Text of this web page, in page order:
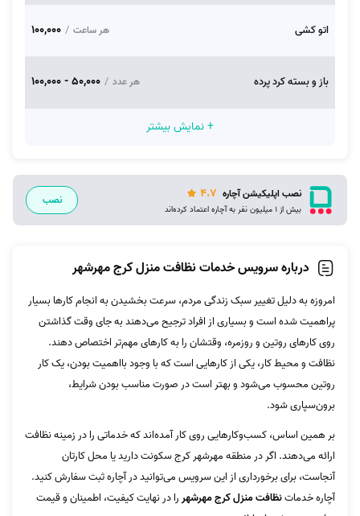
اتو کشی هر ساعت /
100,000
باز و بسته کرد پرده هر عدد /
50,000 - 100,000
+ نمایش بیشتر
نصب اپلیکیشن آچاره 4.7
بیش از 1 میلیون نفر به آچاره اعتماد کرده‌اند
نصب
درباره سرویس خدمات نظافت منزل کرج مهرشهر
امروزه به دلیل تغییر سبک زندگی مردم، سرعت بخشیدن به انجام کارها بسیار
پراهمیت شده است و بسیاری از افراد ترجیح می‌دهند به جای وقت گذاشتن
روی کارهای روتین و روزمره، وقتشان را به کارهای مهم‌تر اختصاص دهند.
نظافت و محیط کار، یکی از کارهایی است که با وجود بااهمیت بودن، یک کار
روتین محسوب می‌شود و بهتر است در صورت مناسب بودن شرایط،
برون‌سپاری شود.
بر همین اساس، کسب‌وکارهایی روی کار آمده‌اند که خدماتی را در زمینه نظافت
ارائه می‌دهند. اگر در منطقه مهرشهر کرج سکونت دارید یا محل کارتان
آنجاست، برای برخورداری از این سرویس می‌توانید در آچاره ثبت سفارش کنید.
آچاره خدماتنظافت منزل کرج مهرشهررا در نهایت کیفیت، اطمینان و قیمت